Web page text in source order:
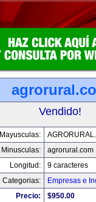
Vendido!
Mayusculas:
Minusculas:
agrorural.com
Longitud:
9 caracteres
Categorias:
Empresas e
Precio:
$950.00